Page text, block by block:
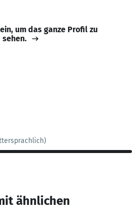
um das ganze Profil zu
sehen.
ähnlichen